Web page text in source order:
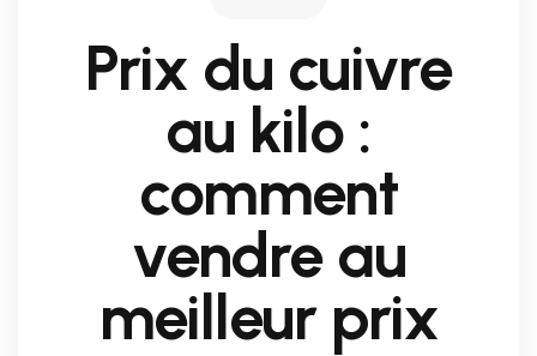
Prix du cuivre
au kilo :
comment
vendre au
meilleur prix